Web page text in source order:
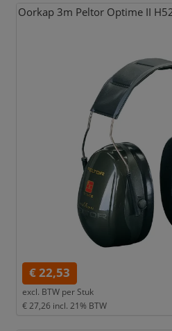
Oorkap 3m Peltor Optime II
€ 22,53
excl. BTW per Stuk
€ 27,26 incl. 21% BTW